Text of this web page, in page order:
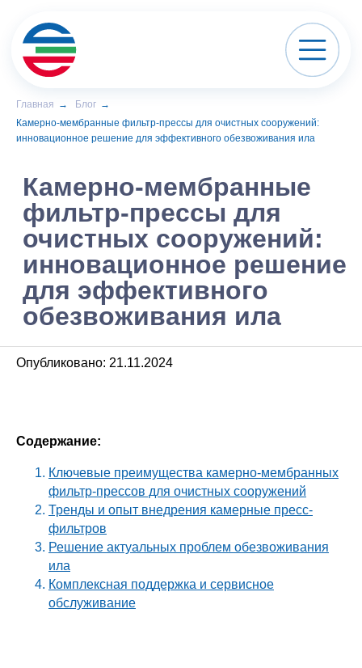
Главная → Блог →
Камерно-мембранные фильтр-прессы для очистных сооружений:
инновационное решение для эффективного обезвоживания ила
Камерно-мембранные
инновационное решение
для эффективного
обезвоживания ила
Опубликовано: 21.11.2024
Содержание:
Ключевые преимущества камерно-мембранных
фильтр-прессов для очистных сооружений
Тренды и опыт внедрения камерные пресс-
фильтров
Решение актуальных проблем обезвоживания
ила
Комплексная поддержка и сервисное
обслуживание